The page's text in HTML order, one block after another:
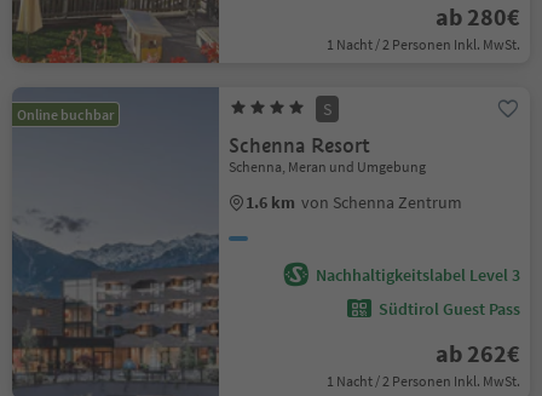
ab 280€
1 Nacht / 2 Personen Inkl. MwSt.
Online buchbar S
Schenna Resort
Schenna, Meran und Umgebung
1.6 km von Schenna Zentrum
Nachhaltigkeitslabel Level 3
Südtirol Guest Pass
ab 262€
1 Nacht / 2 Personen Inkl. MwSt.